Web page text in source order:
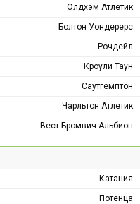
Олдхэм Атлетик
Болтон Уондерерс
Рочдейл
Кроули Таун
Саутгемптон
Чарльтон Атлетик
Вест Бромвич Альбион
Катания
Потенца